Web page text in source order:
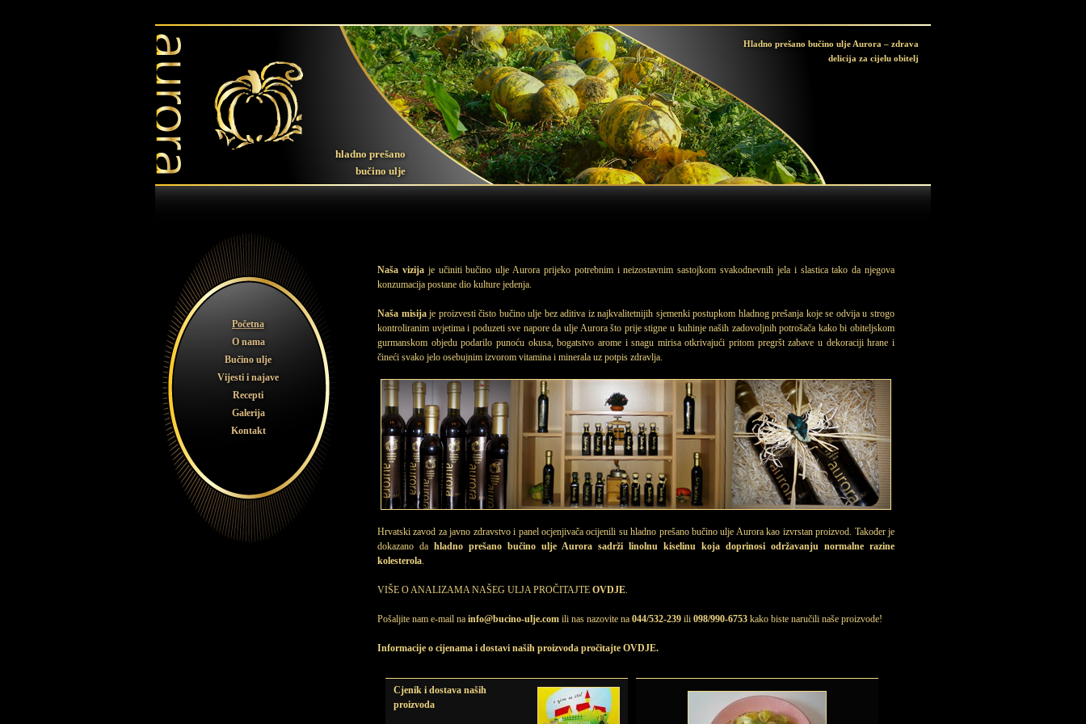
hladno prešano
bučino ulje
Hladno prešano bučino ulje Aurora – zdrava
delicija za cijelu obitelj
Početna
O nama
Bučino ulje
Vijesti i najave
Recepti
Galerija
Kontakt
Naša vizijaje učiniti bučino ulje Aurora prijeko potrebnim i neizostavnim sastojkom svakodnevnih jela i slastica tako da njegova
konzumacija postane dio kulture jedenja.
Naša misijaje proizvesti čisto bučino ulje bez aditiva iz najkvalitetnijih sjemenki postupkom hladnog prešanja koje se odvija u strogo
kontroliranim uvjetima i poduzeti sve napore da ulje Aurora što prije stigne u kuhinje naših zadovoljnih potrošača kako bi obiteljskom
gurmanskom objedu podarilo punoću okusa, bogatstvo arome i snagu mirisa otkrivajući pritom pregršt zabave u dekoraciji hrane i
čineći svako jelo osebujnim izvorom vitamina i minerala uz potpis zdravlja.
Hrvatski zavod za javno zdravstvo i panel ocjenjivača ocijenili su hladno prešano bučino ulje Aurora kao izvrstan proizvod. Također je
dokazano da hladno prešano bučino ulje Aurora sadrži linolnu kiselinu koja doprinosi održavanju normalne razine
kolesterola.
VIŠE O ANALIZAMA NAŠEG ULJA PROČITAJTE OVDJE.
Pošaljite nam e-mail na info@bucino-ulje.com ili nas nazovite na 044/532-239 ili 098/990-6753 kako biste naručili naše proizvode!
Informacije o cijenama i dostavi naših proizvoda pročitajte OVDJE.
Cjenik i dostava naših
proizvoda